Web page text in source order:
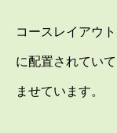
コースレイアウ
に配置されてい
ませています。